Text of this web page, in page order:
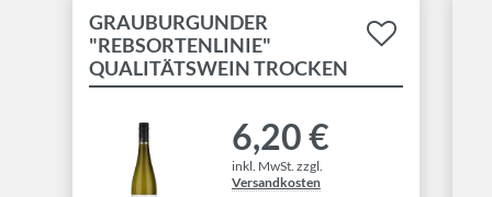
GRAUBURGUNDER
"REBSORTENLINIE"
QUALITÄTSWEIN TROCKEN
6,20 €
inkl. MwSt. zzgl.
Versandkosten